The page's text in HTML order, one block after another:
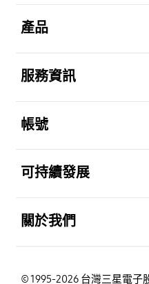
產品
服務資訊
帳號
可持續發展
關於我們
© 1995-2026 台灣三星電子